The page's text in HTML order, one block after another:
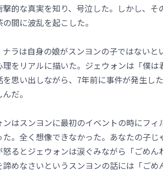
的な真実を知り、号泣した。しかし、
間に波乱を起こした。
ナラは自身の娘がスンヨンの子ではない
理をリアルに描いた。ジェウォンは「僕
を思い出しながら、7年前に事件が発生し
だ。
はスンヨンに最初のイベントの時にフ
。全く想像できなかった。あなたの子
怒るとジェウォンは涙ぐみながら「ごめ
諦めなさいというスンヨンの話には「ご